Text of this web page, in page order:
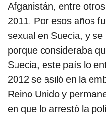
Afganistán, entre
2011. Por esos años
sexual en Suecia, y
porque consideraba
Suecia, este país lo
2012 se asiló en la
Reino Unido y
en que lo arrestó la